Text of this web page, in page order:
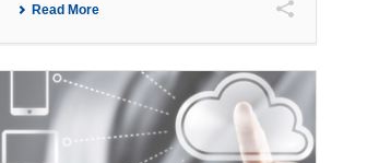
Read More